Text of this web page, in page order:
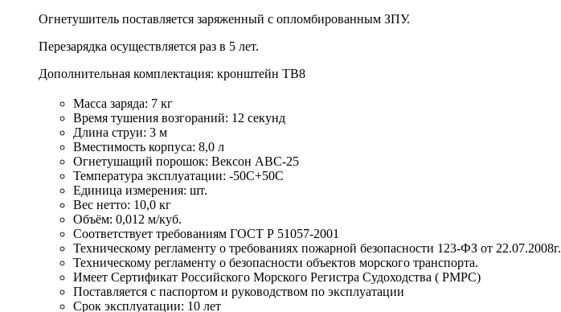
Огнетушитель поставляется заряженный с опломбированным ЗПУ.
Перезарядка осуществляется раз в 5 лет.
Дополнительная комплектация: кронштейн ТВ8
Масса заряда: 7 кг
Время тушения возгораний: 12 секунд
Длина струи: 3 м
Вместимость корпуса: 8,0 л
Огнетушащий порошок: Вексон АВС-25
Температура эксплуатации: -50С+50С
Единица измерения: шт.
Вес нетто: 10,0 кг
Объём: 0,012 м/куб.
Соответствует требованиям ГОСТ Р 51057-2001
Техническому регламенту о требованиях пожарной безопасности 123-ФЗ от 22.07.2008г.
Техническому регламенту о безопасности объектов морского транспорта.
Имеет Сертификат Российского Морского Регистра Судоходства ( РМРС)
Поставляется с паспортом и руководством по эксплуатации
Срок эксплуатации: 10 лет